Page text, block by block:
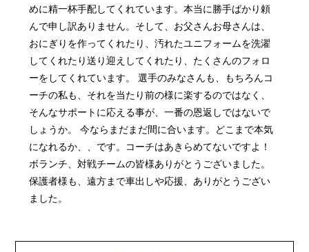
めに精一杯手配してくれています。本当に勝手ばかり頼
んで申し訳ありません。そして、お父さんお母さんは、
おにぎりを作ってくれたり、汚れたユニフォームを洗濯
してくれたり送り迎えしてくれたり、たくさんのフォロ
ーをしてくれています。 選手のみなさんも、もちろんコ
ーチの私も、それを当たり前の様に楽するのではなく、
そんなサポートに応える事が、一番の恩返しではないで
しょうか。 今ならまだまだ間に合います。どこまで本気
になれるか、、です。コーチはあきらめてないですよ！
ボランチ、対戦チームの皆様ありがとうございました。
保護者様も、遠方まで車出しや応援、ありがとうござい
ました。